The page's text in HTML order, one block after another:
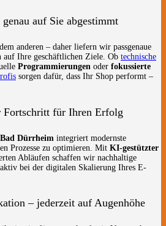
auf Sie abgestimmt
anderen – daher liefern wir passgenaue
auf Ihre geschäftlichen Ziele. Ob technische
Programmierungen oder fokussierte
sorgen dafür, dass Ihr Shop performt –
Fortschritt für Ihren Erfolg
Dürrheim integriert modernste
Prozesse zu optimieren. Mit KI-gestützter
Abläufen schaffen wir nachhaltige
bei der digitalen Skalierung Ihres E-
– jederzeit auf Augenhöhe